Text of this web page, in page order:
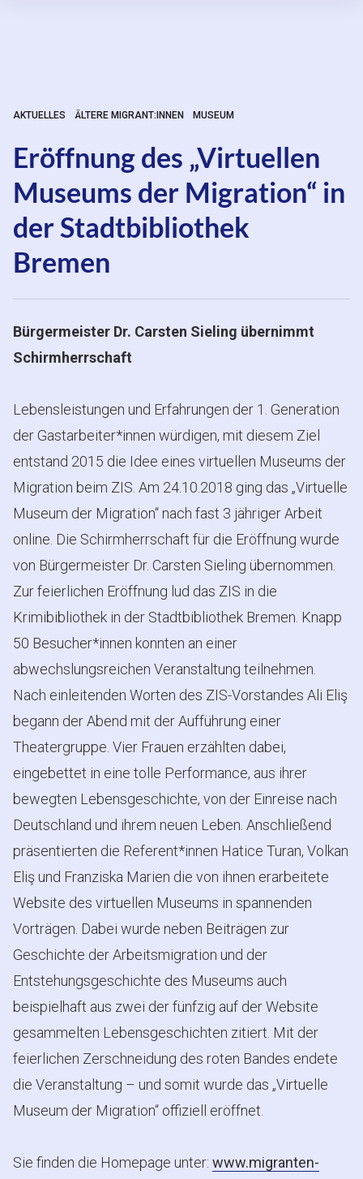
AKTUELLES ÄLTERE MIGRANT:INNEN MUSEUM
Eröffnung des „Virtuellen
Museums der Migration“ in
der Stadtbibliothek
Bremen
Bürgermeister Dr. Carsten Sieling übernimmt
Schirmherrschaft
Lebensleistungen und Erfahrungen der 1. Generation
der Gastarbeiter*innen würdigen, mit diesem Ziel
entstand 2015 die Idee eines virtuellen Museums der
Migration beim ZIS. Am 24.10.2018 ging das „Virtuelle
Museum der Migration“ nach fast 3 jähriger Arbeit
online. Die Schirmherrschaft für die Eröffnung wurde
von Bürgermeister Dr. Carsten Sieling übernommen.
Zur feierlichen Eröffnung lud das ZIS in die
Krimibibliothek in der Stadtbibliothek Bremen. Knapp
50 Besucher*innen konnten an einer
abwechslungsreichen Veranstaltung teilnehmen.
Nach einleitenden Worten des ZIS-Vorstandes Ali Eliş
begann der Abend mit der Aufführung einer
Theatergruppe. Vier Frauen erzählten dabei,
eingebettet in eine tolle Performance, aus ihrer
bewegten Lebensgeschichte, von der Einreise nach
Deutschland und ihrem neuen Leben. Anschließend
präsentierten die Referent*innen Hatice Turan, Volkan
Eliş und Franziska Marien die von ihnen erarbeitete
Website des virtuellen Museums in spannenden
Vorträgen. Dabei wurde neben Beiträgen zur
Geschichte der Arbeitsmigration und der
Entstehungsgeschichte des Museums auch
beispielhaft aus zwei der fünfzig auf der Website
gesammelten Lebensgeschichten zitiert. Mit der
feierlichen Zerschneidung des roten Bandes endete
die Veranstaltung – und somit wurde das „Virtuelle
Museum der Migration“ offiziell eröffnet.
Sie finden die Homepage unter: www.migranten-